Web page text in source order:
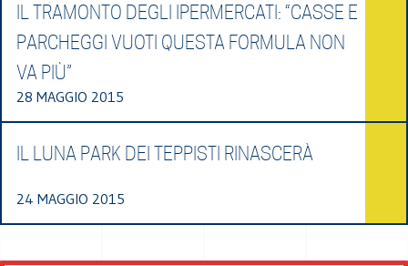
IL TRAMONTO DEGLI IPERMERCATI: “CASSE E
PARCHEGGI VUOTI QUESTA FORMULA NON
VA PIÙ”
28 MAGGIO 2015
IL LUNA PARK DEI TEPPISTI RINASCERÀ
24 MAGGIO 2015